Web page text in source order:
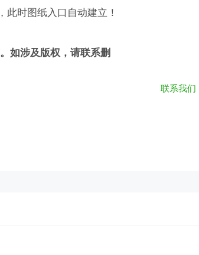
时图纸入口自动建立！
如涉及版权，请联系删
联系我们